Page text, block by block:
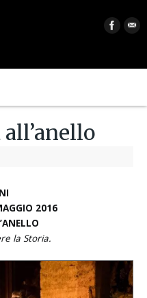
2016
la Storia.